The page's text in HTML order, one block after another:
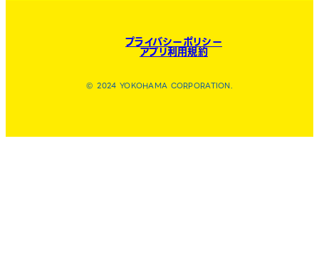
プライバシーポリシー
アプリ利用規約
© 2024 YOKOHAMA CORPORATION.